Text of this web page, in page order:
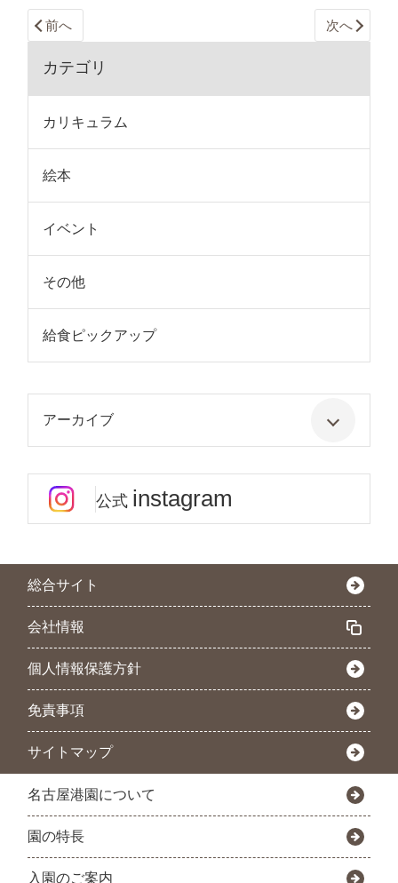
前へ 次へ
カテゴリ
カリキュラム
絵本
イベント
その他
給食ピックアップ
アーカイブ
公式 instagram
総合サイト
会社情報
個人情報保護方針
免責事項
サイトマップ
名古屋港園について
園の特長
入園のご案内